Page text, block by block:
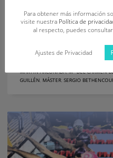
Open Máster y tercera jornada
Máster de Salvamento y
NOTICIAS
TAGGED UNDER: CÉSAR DEL AMO
MARTÍN ARCONADA,Mª DEL CARMEN
GUILLÉN MÁSTER SERGIO
Para obtener más información
visite nuestra Política de
al respecto, puedes
Ajustes de Privacidad